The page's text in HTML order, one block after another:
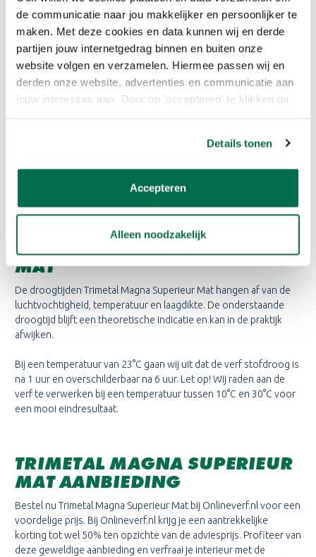
de communicatie naar jou makkelijker en persoonlijker te
maken. Met deze cookies en data kunnen wij en derde
partijen jouw internetgedrag binnen en buiten onze
website volgen en verzamelen. Hiermee passen wij en
derden onze website, advertenties en communicatie aan
jouw interesses aan. Door op 'accepteren' te klikken ga
Details tonen
Accepteren
Alleen noodzakelijk
BESCHIKBARE VOLUMES
TRIMETAL MAGNA SUPERIEUR
MAT
Bij Onlineverf.nl bieden we de Trimetal Magna Superieur Mat in
verschillende handige inhoudsmaten. Of je nu een kleine touch-
up wilt uitvoeren of een grote schilderklus gepland hebt, wij
WAT IS DE DROOGTIJD VAN
TRIMETAL MAGNA SUPERIEUR
MAT
De droogtijden Trimetal Magna Superieur Mat hangen af van de
luchtvochtigheid, temperatuur en laagdikte. De onderstaande
droogtijd blijft een theoretische indicatie en kan in de praktijk
afwijken.
Bij een temperatuur van 23°C gaan wij uit dat de verf stofdroog is
na 1 uur en overschilderbaar na 6 uur. Let op! Wij raden aan de
verf te verwerken bij een temperatuur tussen 10°C en 30°C voor
een mooi eindresultaat.
TRIMETAL MAGNA SUPERIEUR
MAT AANBIEDING
Bestel nu Trimetal Magna Superieur Mat bij Onlineverf.nl voor een
voordelige prijs. Bij Onlineverf.nl krijg je een aantrekkelijke
korting tot wel 50% ten opzichte van de adviesprijs. Profiteer van
deze geweldige aanbieding en verfraai je interieur met de